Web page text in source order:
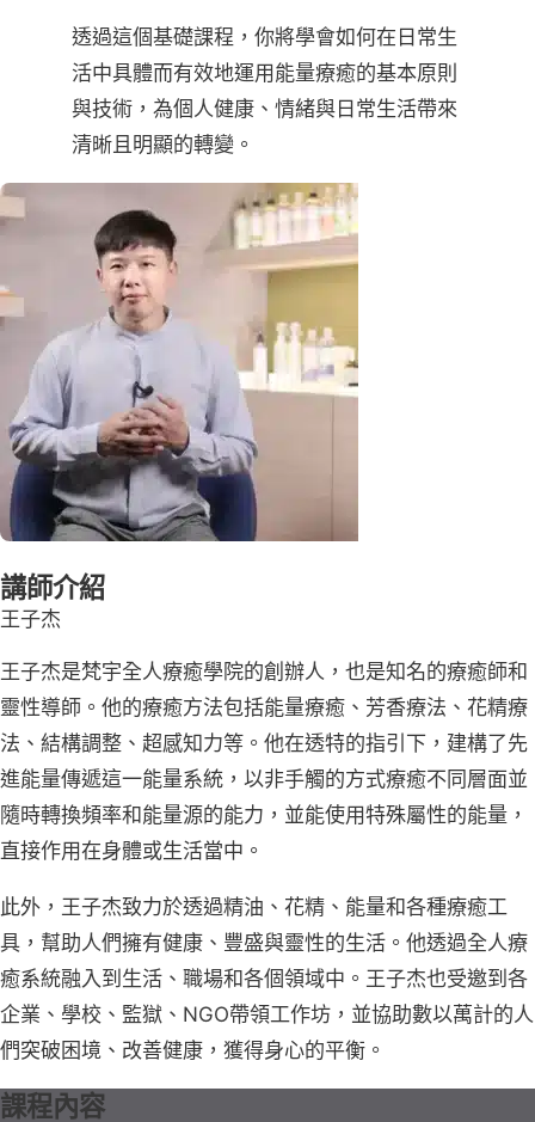
透過這個基礎課程，你將學會如何在日常生
活中具體而有效地運用能量療癒的基本原則
與技術，為個人健康、情緒與日常生活帶來
清晰且明顯的轉變。
講師介紹
王子杰
王子杰是梵宇全人療癒學院的創辦人，也是知名的療癒師和
靈性導師。他的療癒方法包括能量療癒、芳香療法、花精療
法、結構調整、超感知力等。他在透特的指引下，建構了先
進能量傳遞這一能量系統，以非手觸的方式療癒不同層面並
隨時轉換頻率和能量源的能力，並能使用特殊屬性的能量，
直接作用在身體或生活當中。
此外，王子杰致力於透過精油、花精、能量和各種療癒工
具，幫助人們擁有健康、豐盛與靈性的生活。他透過全人療
癒系統融入到生活、職場和各個領域中。王子杰也受邀到各
企業、學校、監獄、NGO帶領工作坊，並協助數以萬計的人
們突破困境、改善健康，獲得身心的平衡。
課程內容